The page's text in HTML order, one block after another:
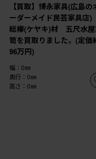
【買取】博永家具(広島の
ーダーメイド民芸家具店)
総欅(ケヤキ)材 五尺水屋
笥を買取りました。(定価
96万円)
幅：0㎜
奥行：0㎜
高さ：0㎜